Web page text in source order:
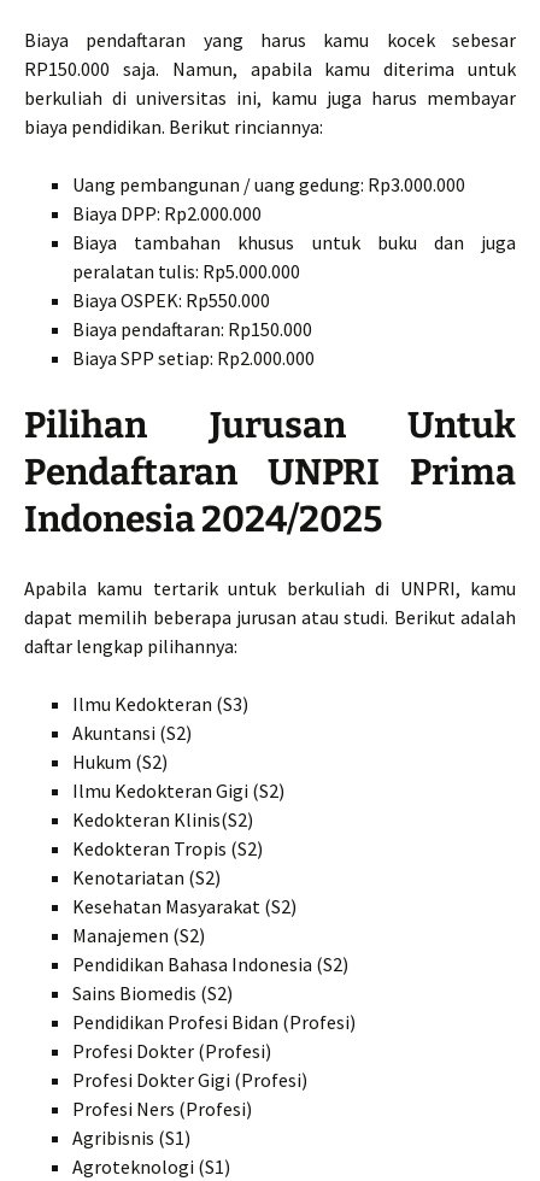
Biaya pendaftaran yang harus kamu kocek sebesar
RP150.000 saja. Namun, apabila kamu diterima untuk
berkuliah di universitas ini, kamu juga harus membayar
biaya pendidikan. Berikut rinciannya:
Uang pembangunan / uang gedung: Rp3.000.000
Biaya DPP: Rp2.000.000
Biaya tambahan khusus untuk buku dan juga
peralatan tulis: Rp5.000.000
Biaya OSPEK: Rp550.000
Biaya pendaftaran: Rp150.000
Biaya SPP setiap: Rp2.000.000
Pilihan Jurusan Untuk
Pendaftaran UNPRI Prima
Indonesia 2024/2025
Apabila kamu tertarik untuk berkuliah di UNPRI, kamu
dapat memilih beberapa jurusan atau studi. Berikut adalah
daftar lengkap pilihannya:
Ilmu Kedokteran (S3)
Akuntansi (S2)
Hukum (S2)
Ilmu Kedokteran Gigi (S2)
Kedokteran Klinis(S2)
Kedokteran Tropis (S2)
Kenotariatan (S2)
Kesehatan Masyarakat (S2)
Manajemen (S2)
Pendidikan Bahasa Indonesia (S2)
Sains Biomedis (S2)
Pendidikan Profesi Bidan (Profesi)
Profesi Dokter (Profesi)
Profesi Dokter Gigi (Profesi)
Profesi Ners (Profesi)
Agribisnis (S1)
Agroteknologi (S1)